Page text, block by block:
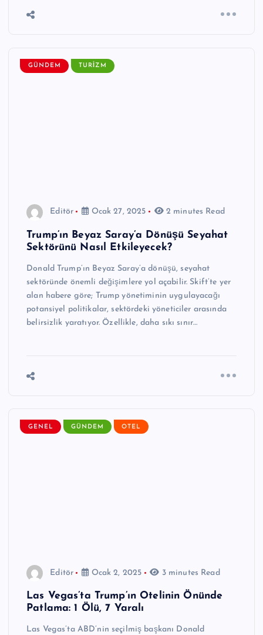
GÜNDEM TURIZM
Editör Ocak 27, 2025 2 minutes Read
Trump’ın Beyaz Saray’a Dönüşü Seyahat
Sektörünü Nasıl Etkileyecek?
Donald Trump’ın Beyaz Saray’a dönüşü, seyahat
sektöründe önemli değişimlere yol açabilir. Skift’te yer
alan habere göre; Trump yönetiminin uygulayacağı
potansiyel politikalar, sektördeki yöneticiler arasında
belirsizlik yaratıyor. Özellikle, daha sıkı sınır…
GENEL GÜNDEM OTEL
Editör Ocak 2, 2025 3 minutes Read
Las Vegas’ta Trump’ın Otelinin Önünde
Patlama: 1 Ölü, 7 Yaralı
Las Vegas’ta ABD’nin seçilmiş başkanı Donald